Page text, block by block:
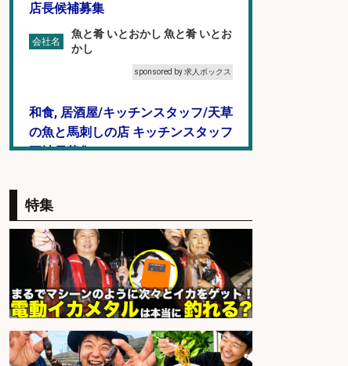
店長候補募集
会社名
魚と肴 いとおかし 魚と肴 いとお
かし
sponsored by 求人ボックス
和食, 居酒屋/キッチンスタッフ/天草
の魚と馬刺しの店 キッチンスタッフ
正社員募集
和食, 居酒屋/調理見習い・調理補助/
新鮮な魚料理×おでんの和食居酒屋
の若手スタッフ
会社名 サカナのハチベエ 矢場町店
sponsored by 求人ボックス
特集